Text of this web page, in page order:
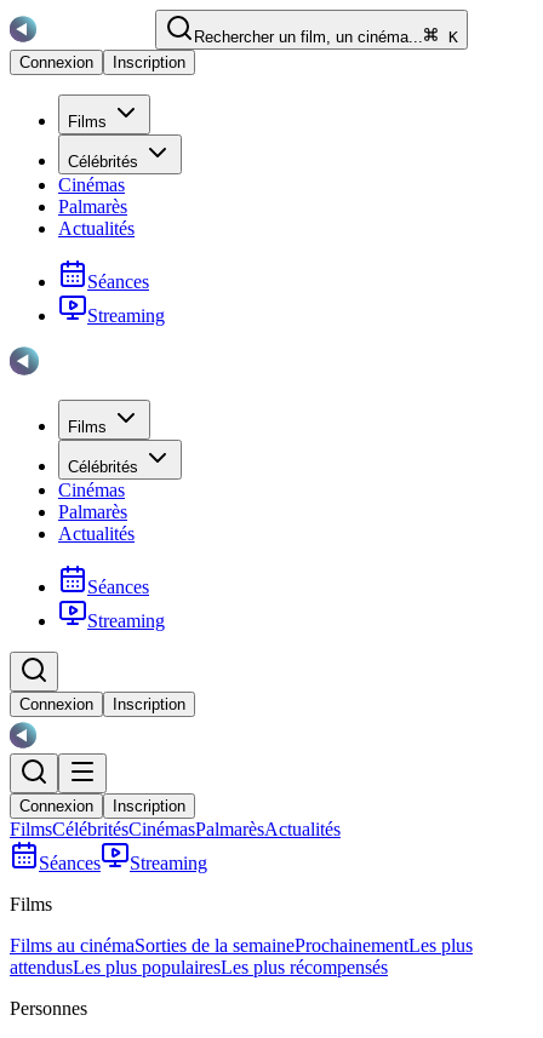
Rechercher un film, un cinéma...
K
Connexion
Inscription
Films
Célébrités
Cinémas
Palmarès
Actualités
Séances
Streaming
Films
Célébrités
Cinémas
Palmarès
Actualités
Séances
Streaming
Connexion Inscription
Connexion Inscription
FilmsCélébritésCinémasPalmarèsActualités
Séances
Streaming
Films
Films au cinémaSorties de la semaineProchainementLes plus
attendusLes plus populairesLes plus récompensés
Personnes